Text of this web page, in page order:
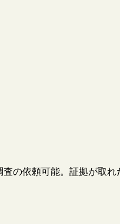
査の依頼可能。証拠が取